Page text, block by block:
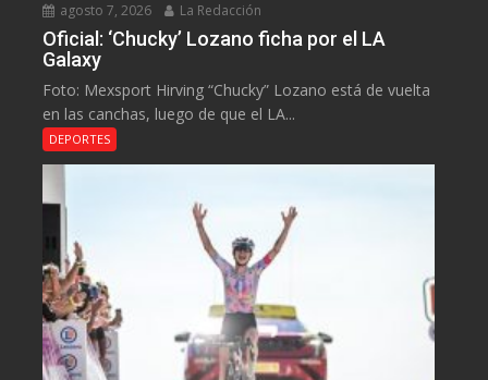
agosto 7, 2026 La Redacción
Oficial: ‘Chucky’ Lozano ficha por el LA
Galaxy
Foto: Mexsport Hirving “Chucky” Lozano está de vuelta
en las canchas, luego de que el LA...
DEPORTES